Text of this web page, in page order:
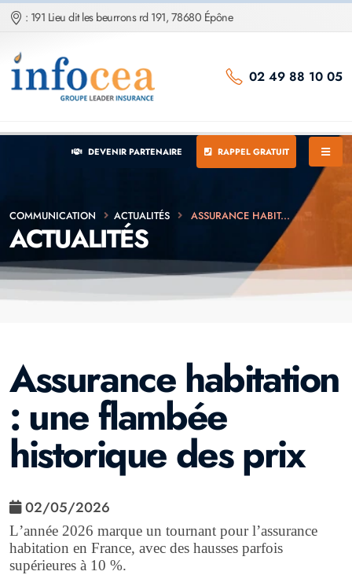
: 191 Lieu dit les beurrons rd 191, 78680 Épône
02 49 88 10 05
DEVENIR PARTENAIRE RAPPEL GRATUIT
ACTUALITÉS
COMMUNICATION ACTUALITÉS ASSURANCE HABIT...
Assurance habitation
: une flambée
historique des prix
02/05/2026
L’année 2026 marque un tournant pour l’assurance
habitation en France, avec des hausses parfois
supérieures à 10 %.